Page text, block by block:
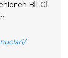
BİLGİ